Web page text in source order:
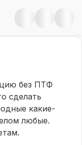
без ПТФ
сделать
какие-
любые.